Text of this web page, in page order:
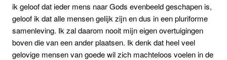
ik geloof dat ieder mens naar Gods evenbeeld geschapen is,
geloof ik dat alle mensen gelijk zijn en dus in een pluriforme
samenleving. Ik zal daarom nooit mijn eigen overtuigingen
boven die van een ander plaatsen. Ik denk dat heel veel
gelovige mensen van goede wil zich machteloos voelen in de